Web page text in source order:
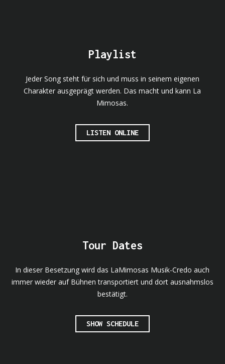
Playlist
Jeder Song steht für sich und muss in seinem eigenen
Charakter ausgeprägt werden. Das macht und kann La
Mimosas.
LISTEN ONLINE
Tour Dates
In dieser Besetzung wird das LaMimosas Musik-Credo auch
immer wieder auf Bühnen transportiert und dort ausnahmslos
bestätigt.
SHOW SCHEDULE